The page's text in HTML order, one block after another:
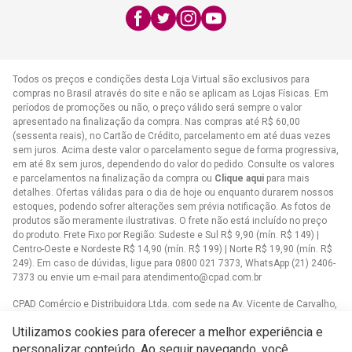
atendimento@cpad.com.br
Todos os preços e condições desta Loja Virtual são exclusivos para
compras no Brasil através do site e não se aplicam as Lojas Físicas. Em
períodos de promoções ou não, o preço válido será sempre o valor
apresentado na finalização da compra. Nas compras até R$ 60,00
(sessenta reais), no Cartão de Crédito, parcelamento em até duas vezes
sem juros. Acima deste valor o parcelamento segue de forma progressiva,
em até 8x sem juros, dependendo do valor do pedido. Consulte os valores
e parcelamentos na finalização da compra ou Clique aqui para mais
detalhes. Ofertas válidas para o dia de hoje ou enquanto durarem nossos
estoques, podendo sofrer alterações sem prévia notificação. As fotos de
produtos são meramente ilustrativas. O frete não está incluído no preço
do produto. Frete Fixo por Região: Sudeste e Sul R$ 9,90 (mín. R$ 149) |
Centro-Oeste e Nordeste R$ 14,90 (mín. R$ 199) | Norte R$ 19,90 (mín. R$
249). Em caso de dúvidas, ligue para 0800 021 7373, WhatsApp (21) 2406-
7373 ou envie um e-mail para atendimento@cpad.com.br
CPAD Comércio e Distribuidora Ltda. com sede na Av. Vicente de Carvalho,
Casa Publicadora das Assembleias de Deus com sede na Av. Brasil,
Utilizamos cookies para oferecer a melhor experiência e